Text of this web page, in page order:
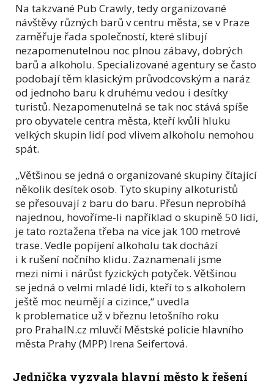
Na takzvané Pub Crawly, tedy organizované
návštěvy různých barů v centru města, se v Praze
zaměřuje řada společností, které slibují
nezapomenutelnou noc plnou zábavy, dobrých
barů a alkoholu. Specializované agentury se často
podobají těm klasickým průvodcovským a naráz
od jednoho baru k druhému vedou i desítky
turistů. Nezapomenutelná se tak noc stává spíše
pro obyvatele centra města, kteří kvůli hluku
velkých skupin lidí pod vlivem alkoholu nemohou
spát.
„Většinou se jedná o organizované skupiny čítající
několik desítek osob. Tyto skupiny alkoturistů
se přesouvají z baru do baru. Přesun neprobíhá
najednou, hovoříme-li například o skupině 50 lidí,
je tato roztažena třeba na více jak 100 metrové
trase. Vedle popíjení alkoholu tak dochází
i k rušení nočního klidu. Zaznamenali jsme
mezi nimi i nárůst fyzických potyček. Většinou
se jedná o velmi mladé lidi, kteří to s alkoholem
ještě moc neumějí a cizince,“ uvedla
k problematice už v březnu letošního roku
pro PrahaIN.cz mluvčí Městské policie hlavního
města Prahy (MPP) Irena Seifertová.
Jednička vyzvala hlavní město k řešení